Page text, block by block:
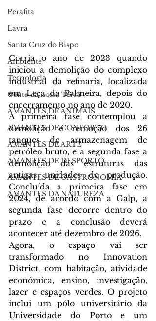
Perafita
Lavra
Santa Cruz do Bispo
Ambiente
Tecnologia
Gente da nossa Terra
AMANTES DE ANIMAIS
AMANTES DE CONFORTO
AMANTES DE ARTE
AMANTES DE DESPORTO
AMANTES DE GASTRONOMIA
AMANTES DA NATUREZA
Corria o ano de 2023 quando
iniciou a demolição do complexo
industrial da refinaria, localizada
em Leça da Palmeira, depois do
encerramento no ano de 2020.
A primeira fase contemplou a
demolição e remoção dos 26
tanques de armazenagem de
petróleo bruto, e a segunda fase a
demolição das estruturas das
antigas unidades de produção.
Concluída a primeira fase em
2024, de acordo com a Galp, a
segunda fase decorre dentro do
prazo e a conclusão deverá
acontecer até dezembro de 2026.
Agora, o espaço vai ser
transformado no Innovation
District, com habitação, atividade
económica, ensino, investigação,
lazer e espaços verdes. O projeto
inclui um pólo universitário da
Universidade do Porto e um